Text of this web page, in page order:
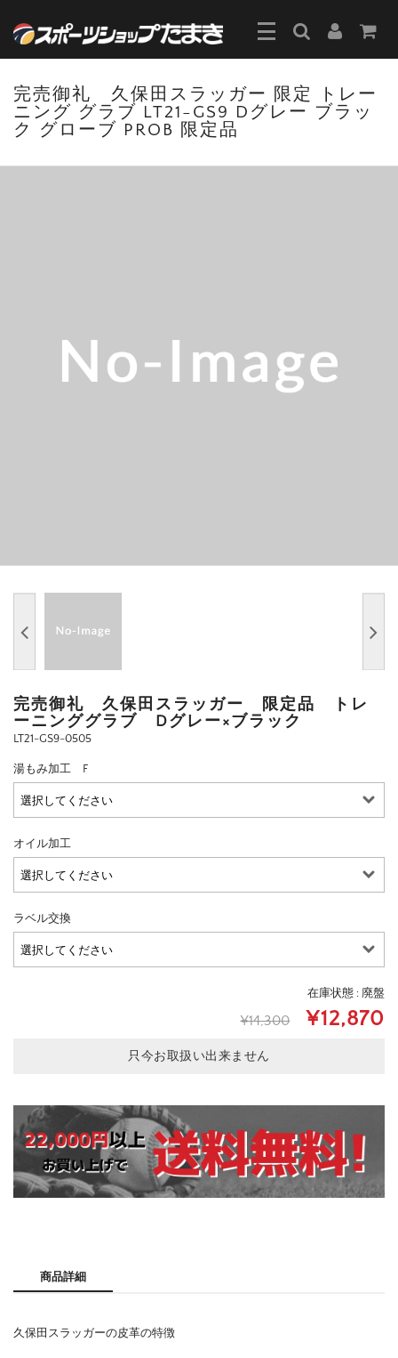
完売御礼 久保田スラッガー 限定 トレー
ニング グラブ LT21-GS9 Dグレー ブラッ
ク グローブ PROB 限定品
完売御礼 久保田スラッガー 限定品 トレ
ーニンググラブ Dグレー×ブラック
LT21-GS9-0505
湯もみ加工 F
オイル加工
ラベル交換
在庫状態 : 廃盤
¥14,300 ¥12,870
只今お取扱い出来ません
商品詳細
久保田スラッガーの皮革の特徴